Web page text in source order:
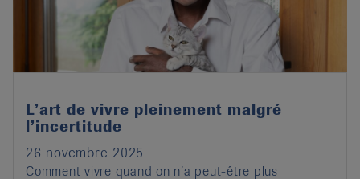
L’art de vivre pleinement malgré
l’incertitude
26 novembre 2025
Comment vivre quand on n’a peut-être plus